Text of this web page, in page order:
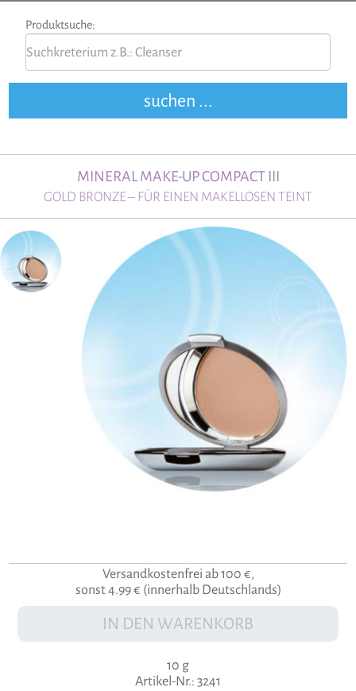
Produktsuche:
MINERAL MAKE-UP COMPACT III
GOLD BRONZE – FÜR EINEN MAKELLOSEN TEINT
Versandkostenfrei ab 100 €,
sonst 4.99 € (innerhalb Deutschlands)
IN DEN WARENKORB
10 g
Artikel-Nr.: 3241